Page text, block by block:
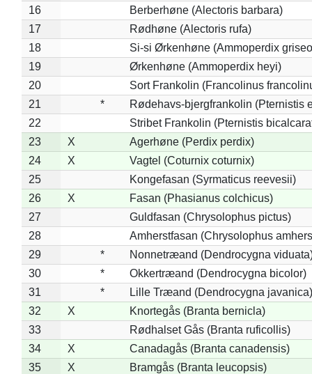
16
Berberhøne (Alectoris barbara)
17
Rødhøne (Alectoris rufa)
18
Si-si Ørkenhøne (Ammoperdix
19
Ørkenhøne (Ammoperdix heyi)
20
Sort Frankolin (Francolinus
21
*
Rødehavs-bjergfrankolin (Pternistis
22
Stribet Frankolin (Pternistis
23
X
Agerhøne (Perdix perdix)
24
X
Vagtel (Coturnix coturnix)
25
Kongefasan (Syrmaticus reevesii)
26
X
Fasan (Phasianus colchicus)
27
Guldfasan (Chrysolophus pictus)
28
Amherstfasan (Chrysolophus
29
*
Nonnetræand (Dendrocygna
30
*
Okkertræand (Dendrocygna bicolor)
31
*
Lille Træand (Dendrocygna javanica)
32
X
Knortegås (Branta bernicla)
33
Rødhalset Gås (Branta ruficollis)
34
X
Canadagås (Branta canadensis)
35
X
Bramgås (Branta leucopsis)